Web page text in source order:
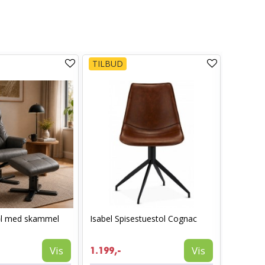
med skammel
Vis
TILBUD
Isabel Spisestuestol Cognac
1.199,- Vis